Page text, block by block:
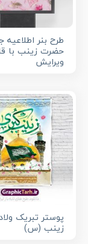
طرح بنر
حضرت زینب با
ویرایش
پوستر تبریک
زینب (س)